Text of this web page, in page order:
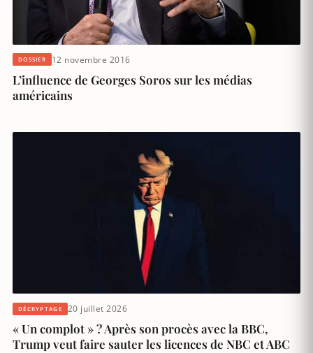
DOSSIER 12 novembre 2016
L’influence de Georges Soros sur les médias
américains
DÉCRYPTAGE 20 juillet 2026
« Un complot » ? Après son procès avec la BBC,
Trump veut faire sauter les licences de NBC et ABC